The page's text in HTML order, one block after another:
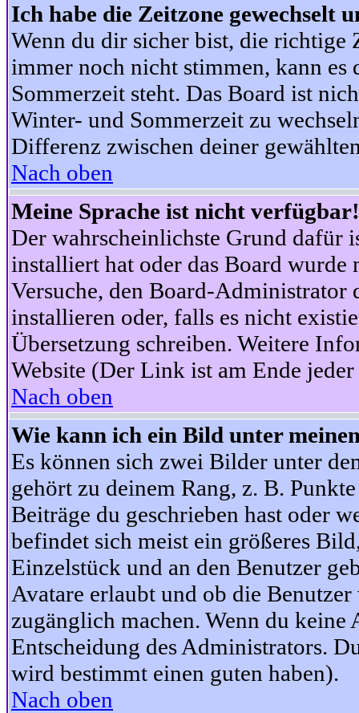
Ich habe die Zeitzone gewechselt
Wenn du dir sicher bist, die richtige
immer noch nicht stimmen, kann es
Sommerzeit steht. Das Board ist
Winter- und Sommerzeit zu
Differenz zwischen deiner
Nach oben
Meine Sprache ist nicht verfügbar!
Der wahrscheinlichste Grund dafür
installiert hat oder das Board wurde
Versuche, den Board-Administrator
installieren oder, falls es nicht
Übersetzung schreiben. Weitere
Website (Der Link ist am Ende jeder
Nach oben
Wie kann ich ein Bild unter
Es können sich zwei Bilder unter
gehört zu deinem Rang, z. B.
Beiträge du geschrieben hast oder
befindet sich meist ein größeres
Einzelstück und an den Benutzer
Avatare erlaubt und ob die
zugänglich machen. Wenn du keine
Entscheidung des Administrators.
wird bestimmt einen guten haben).
Nach oben